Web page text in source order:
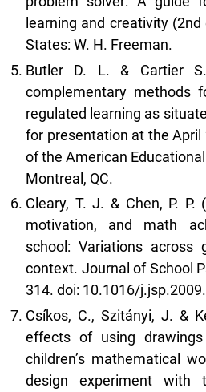
learning and creativity
States: W. H. Freeman.
Butler D. L. & Cartier
complementary methods
regulated learning as
for presentation at the
of the American
Montreal, QC.
Cleary, T. J. & Chen, P. P.
motivation, and math
school: Variations across
context. Journal of School
314. doi: 10.1016/
Csíkos, C., Szitányi, J. &
effects of using
children’s mathematical
design experiment with